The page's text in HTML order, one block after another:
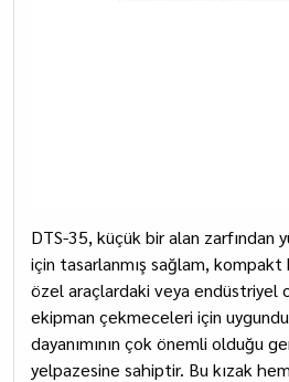
DTS-35, küçük bir alan zarfından
için tasarlanmış sağlam, kompakt
özel araçlardaki veya endüstriyel
ekipman çekmeceleri için
dayanımının çok önemli olduğu
yelpazesine sahiptir. Bu kızak